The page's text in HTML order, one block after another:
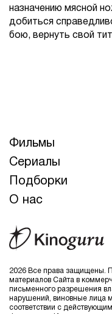
назначению мясной
добиться
бою, вернуть свой
2026 Все права защищены.
материалов Сайта в
письменного разрешения
нарушений, виновные лица
соответствии с
Фильмы
Сериалы
Подборки
О нас